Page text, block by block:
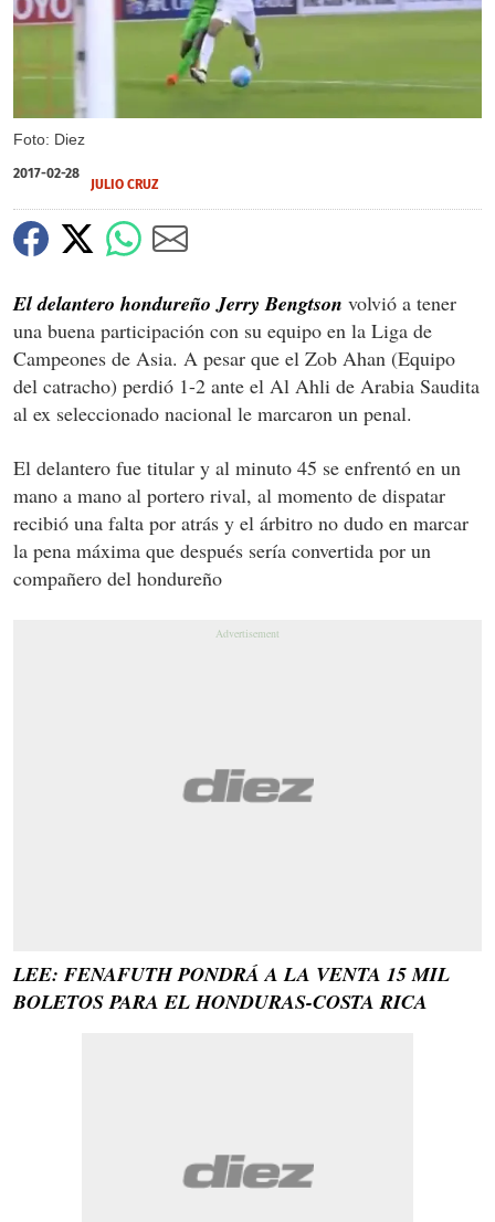
Foto: Diez
2017-02-28
JULIO CRUZ
El delantero hondureño Jerry Bengtson volvió a tener
una buena participación con su equipo en la Liga de
Campeones de Asia. A pesar que el Zob Ahan (Equipo
del catracho) perdió 1-2 ante el Al Ahli de Arabia Saudita
al ex seleccionado nacional le marcaron un penal.
El delantero fue titular y al minuto 45 se enfrentó en un
mano a mano al portero rival, al momento de dispatar
recibió una falta por atrás y el árbitro no dudo en marcar
la pena máxima que después sería convertida por un
compañero del hondureño
LEE: FENAFUTH PONDRÁ A LA VENTA 15 MIL
BOLETOS PARA EL HONDURAS-COSTA RICA